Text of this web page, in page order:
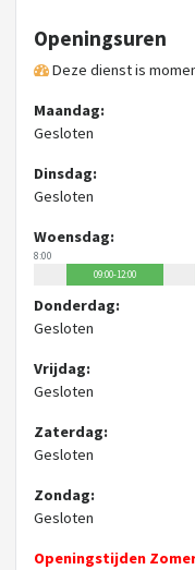
Openingsuren
Deze dienst is
Maandag:
Gesloten
Dinsdag:
Gesloten
Woensdag:
8:00
09:00-12:00
Donderdag:
Gesloten
Vrijdag:
Gesloten
Zaterdag:
Gesloten
Zondag:
Gesloten
Openingstijden